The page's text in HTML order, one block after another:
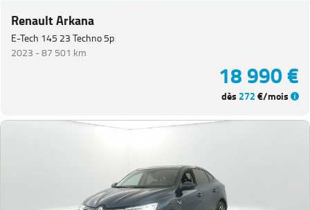
Renault Arkana
E-Tech 145 23 Techno 5p
2023 -87 501 km
18 990 €
dès 272€/mois